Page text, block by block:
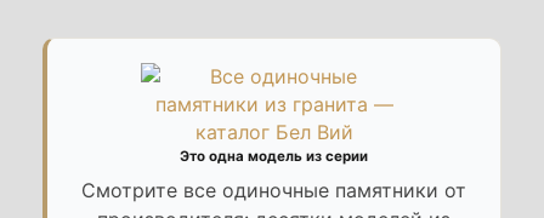
Это одна модель из серии
Смотрите все одиночные памятники от